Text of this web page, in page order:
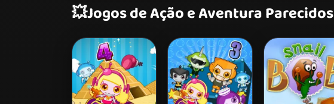
💥Jogos de Ação e Aventura Parecidos